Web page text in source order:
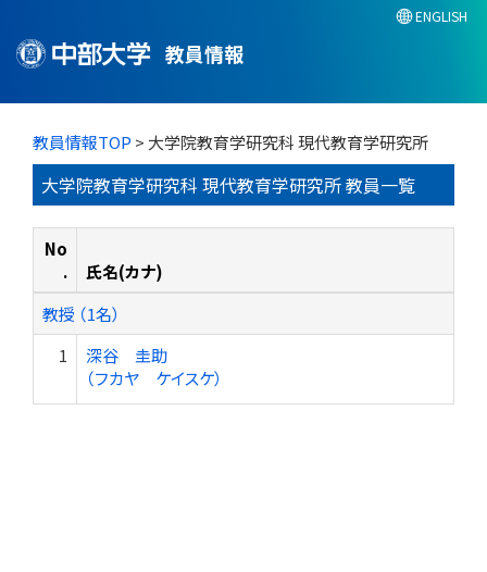
教員情報
ENGLISH
教員情報TOP > 大学院教育学研究科 現代教育学研究所
大学院教育学研究科 現代教育学研究所 教員一覧
No
.
氏名(カナ)
教授 （1名）
1
深谷 圭助
（フカヤ ケイスケ）